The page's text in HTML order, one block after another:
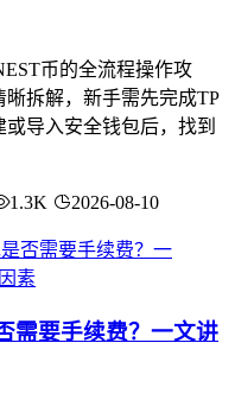
币的全流程操作攻
拆解，新手需先完成TP
导入安全钱包后，找到
1.3K 2026-08-10
需要手续费？一文讲